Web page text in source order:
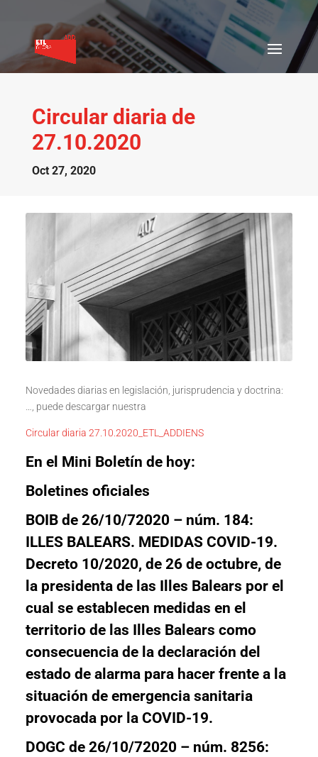
Circular diaria de
27.10.2020
Oct 27, 2020
Novedades diarias en legislación, jurisprudencia y doctrina:
…, puede descargar nuestra
Circular diaria 27.10.2020_ETL_ADDIENS
En el Mini Boletín de hoy:
Boletines oficiales
BOIB de 26/10/72020 – núm. 184:
ILLES BALEARS. MEDIDAS COVID-19.
Decreto 10/2020, de 26 de octubre, de
la presidenta de las Illes Balears por el
cual se establecen medidas en el
territorio de las Illes Balears como
consecuencia de la declaración del
estado de alarma para hacer frente a la
situación de emergencia sanitaria
provocada por la COVID-19.
DOGC de 26/10/72020 – núm. 8256: